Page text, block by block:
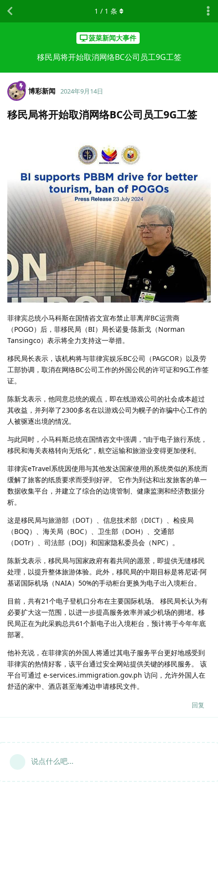
菠菜新闻大事件
移民局将开始取消网络BC公司员工9G工签
1 / 1 条
博彩新闻 2024年9月14日
移民局将开始取消网络BC公司员工9G工签
菲律宾总统小马科斯在国情咨文宣布禁止菲离岸BC运营商
（POGO）后，菲移民局（BI）局长诺曼·陈新戈（Norman
Tansingco）表示将全力支持这一举措。
移民局长表示，该机构将与菲律宾娱乐BC公司（PAGCOR）以及劳
工部协调，取消在网络BC公司工作的外国公民的许可证和9G工作签
证。
陈新戈表示，他同意总统的观点，即在线游戏公司的社会成本超过
其收益，并列举了2300多名在以游戏公司为幌子的诈骗中心工作的
人被驱逐出境的情况。
与此同时，小马科斯总统在国情咨文中强调，“由于电子旅行系统，
移民和海关表格转向无纸化”，航空运输和旅游业变得更加便利。
菲律宾eTravel系统因使用与其他发达国家使用的系统类似的系统而
缓解了旅客的纸质要求而受到好评。 它作为到达和出发旅客的单一
数据收集平台，并建立了综合的边境管制、健康监测和经济数据分
析。
这是移民局与旅游部（DOT）、信息技术部（DICT）、检疫局
（BOQ）、海关局（BOC）、卫生部（DOH）、交通部
（DOTr）、司法部（DOJ）和国家隐私委员会（NPC）。
陈新戈表示，移民局与国家政府有着共同的愿景，即提供无缝移民
处理，以提升整体旅游体验。此外，移民局的中期目标是将尼诺·阿
基诺国际机场（NAIA）50%的手动柜台更换为电子出入境柜台。
目前，共有21个电子登机口分布在主要国际机场。 移民局长认为有
必要扩大这一范围，以进一步提高服务效率并减少机场的拥堵。移
民局正在为此采购总共61个新电子出入境柜台，预计将于今年年底
部署。
他补充说，在菲律宾的外国人将通过其电子服务平台更好地感受到
菲律宾的热情好客，该平台通过安全网站提供关键的移民服务。 该
平台可通过 e-services.immigration.gov.ph 访问，允许外国人在
舒适的家中、酒店甚至海滩边申请移民文件。
回复
说点什么吧...